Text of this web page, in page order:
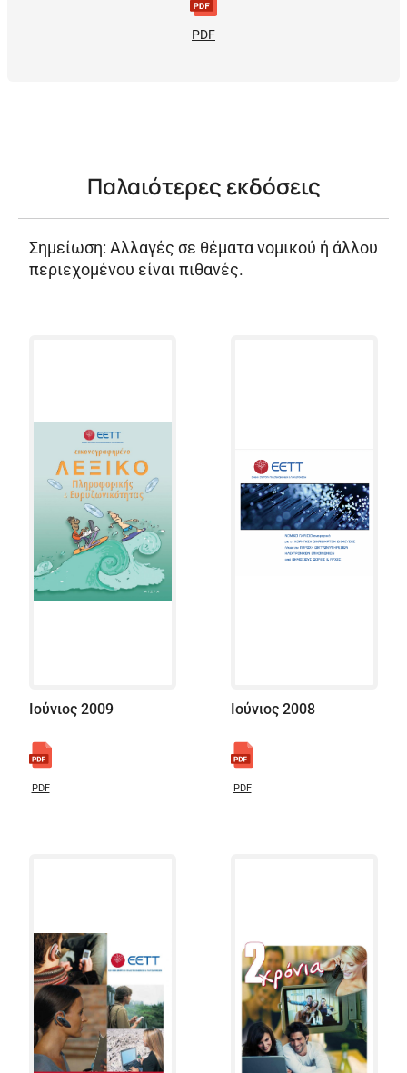
PDF
Παλαιότερες εκδόσεις
Σημείωση: Αλλαγές σε θέματα νομικού ή άλλου
περιεχομένου είναι πιθανές.
Ιούνιος 2009
PDF
Ιούνιος 2008
PDF